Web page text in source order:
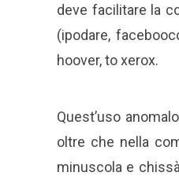
deve facilitare la
(ipodare,
hoover, to xerox.
Quest’uso
oltre che nella
minuscola e